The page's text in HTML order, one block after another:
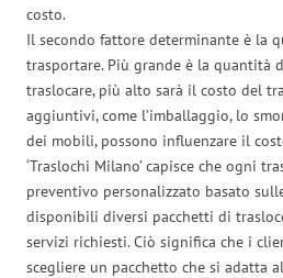
costo.
Il secondo fattore determinante è la
trasportare. Più grande è la quantità
traslocare, più alto sarà il costo del
aggiuntivi, come l’imballaggio, lo
dei mobili, possono influenzare il
‘Traslochi Milano’ capisce che ogni
preventivo personalizzato basato
disponibili diversi pacchetti di
servizi richiesti. Ciò significa che i
scegliere un pacchetto che si adatta